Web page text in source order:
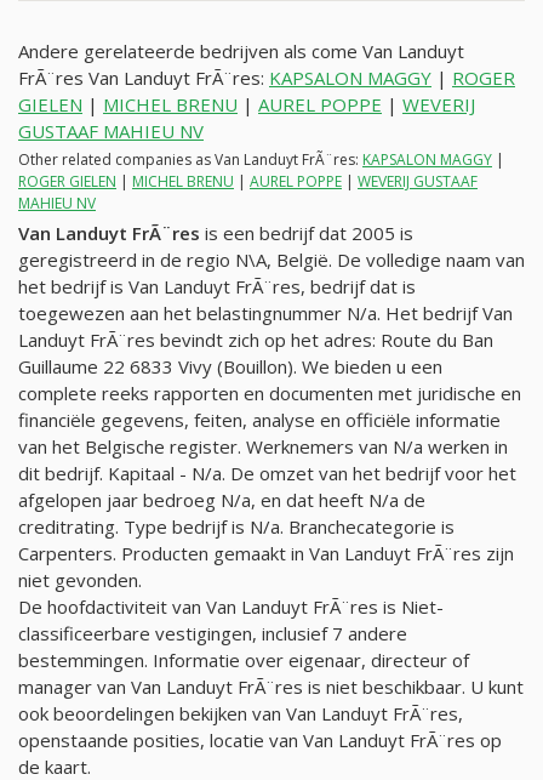
Andere gerelateerde bedrijven als come Van Landuyt
FrÃ¨res Van Landuyt FrÃ¨res: KAPSALON MAGGY | ROGER
GIELEN | MICHEL BRENU | AUREL POPPE | WEVERIJ
GUSTAAF MAHIEU NV
Other related companies as Van Landuyt FrÃ¨res: KAPSALON MAGGY |
ROGER GIELEN | MICHEL BRENU | AUREL POPPE | WEVERIJ GUSTAAF
MAHIEU NV
Van Landuyt FrÃ¨res is een bedrijf dat 2005 is
geregistreerd in de regio N\A, België. De volledige naam van
het bedrijf is Van Landuyt FrÃ¨res, bedrijf dat is
toegewezen aan het belastingnummer N/a. Het bedrijf Van
Landuyt FrÃ¨res bevindt zich op het adres: Route du Ban
Guillaume 22 6833 Vivy (Bouillon). We bieden u een
complete reeks rapporten en documenten met juridische en
financiële gegevens, feiten, analyse en officiële informatie
van het Belgische register. Werknemers van N/a werken in
dit bedrijf. Kapitaal - N/a. De omzet van het bedrijf voor het
afgelopen jaar bedroeg N/a, en dat heeft N/a de
creditrating. Type bedrijf is N/a. Branchecategorie is
Carpenters. Producten gemaakt in Van Landuyt FrÃ¨res zijn
niet gevonden.
De hoofdactiviteit van Van Landuyt FrÃ¨res is Niet-
classificeerbare vestigingen, inclusief 7 andere
bestemmingen. Informatie over eigenaar, directeur of
manager van Van Landuyt FrÃ¨res is niet beschikbaar. U kunt
ook beoordelingen bekijken van Van Landuyt FrÃ¨res,
openstaande posities, locatie van Van Landuyt FrÃ¨res op
de kaart.